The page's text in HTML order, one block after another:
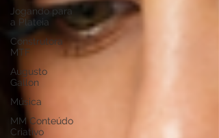
Jogando para
a Plateia
Construtora
MTF
Augusto
Gallon
Música
MM Conteúdo
Criativo